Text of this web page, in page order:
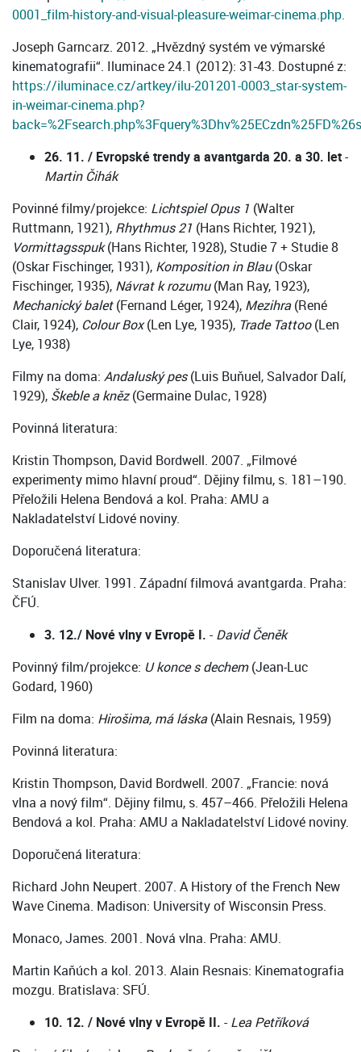
0001_film-history-and-visual-pleasure-weimar-cinema.php.
Joseph Garncarz. 2012. „Hvězdný systém ve výmarské
kinematografii“. Iluminace 24.1 (2012): 31-43. Dostupné z:
https://iluminace.cz/artkey/ilu-201201-0003_star-system-
in-weimar-cinema.php?
26. 11. / Evropské trendy a avantgarda 20. a 30. let-
Martin Čihák
Povinné filmy/projekce: Lichtspiel Opus 1 (Walter
Ruttmann, 1921), Rhythmus 21 (Hans Richter, 1921),
Vormittagsspuk(Hans Richter, 1928), Studie 7 + Studie 8
(Oskar Fischinger, 1931), Komposition in Blau(Oskar
Fischinger, 1935), Návrat k rozumu(Man Ray, 1923),
Mechanický balet(Fernand Léger, 1924), Mezihra(René
Clair, 1924), Colour Box(Len Lye, 1935), Trade Tattoo(Len
Lye, 1938)
Filmy na doma: Andaluský pes(Luis Buňuel, Salvador Dalí,
1929), Škeble a kněz(Germaine Dulac, 1928)
Povinná literatura:
Kristin Thompson, David Bordwell. 2007. „Filmové
experimenty mimo hlavní proud“. Dějiny filmu, s. 181–190.
Přeložili Helena Bendová a kol. Praha: AMU a
Nakladatelství Lidové noviny.
Doporučená literatura:
Stanislav Ulver. 1991. Západní filmová avantgarda. Praha:
ČFÚ.
3. 12./ Nové vlny v Evropě I. -David Čeněk
Povinný film/projekce: U konce s dechem(Jean-Luc
Godard, 1960)
Film na doma: Hirošima, má láska(Alain Resnais, 1959)
Povinná literatura:
Kristin Thompson, David Bordwell. 2007. „Francie: nová
vlna a nový film“. Dějiny filmu, s. 457–466. Přeložili Helena
Bendová a kol. Praha: AMU a Nakladatelství Lidové noviny.
Doporučená literatura:
Richard John Neupert. 2007. A History of the French New
Wave Cinema. Madison: University of Wisconsin Press.
Monaco, James. 2001. Nová vlna. Praha: AMU.
Martin Kaňúch a kol. 2013. Alain Resnais: Kinematografia
mozgu. Bratislava: SFÚ.
10. 12. / Nové vlny v Evropě II. -Lea Petříková